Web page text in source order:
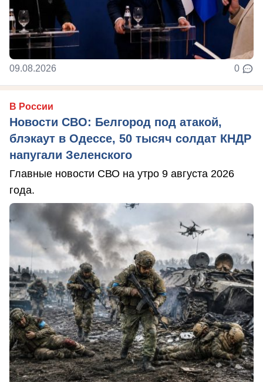
09.08.2026 0
В России
Новости СВО: Белгород под атакой,
блэкаут в Одессе, 50 тысяч солдат КНДР
напугали Зеленского
Главные новости СВО на утро 9 августа 2026
года.